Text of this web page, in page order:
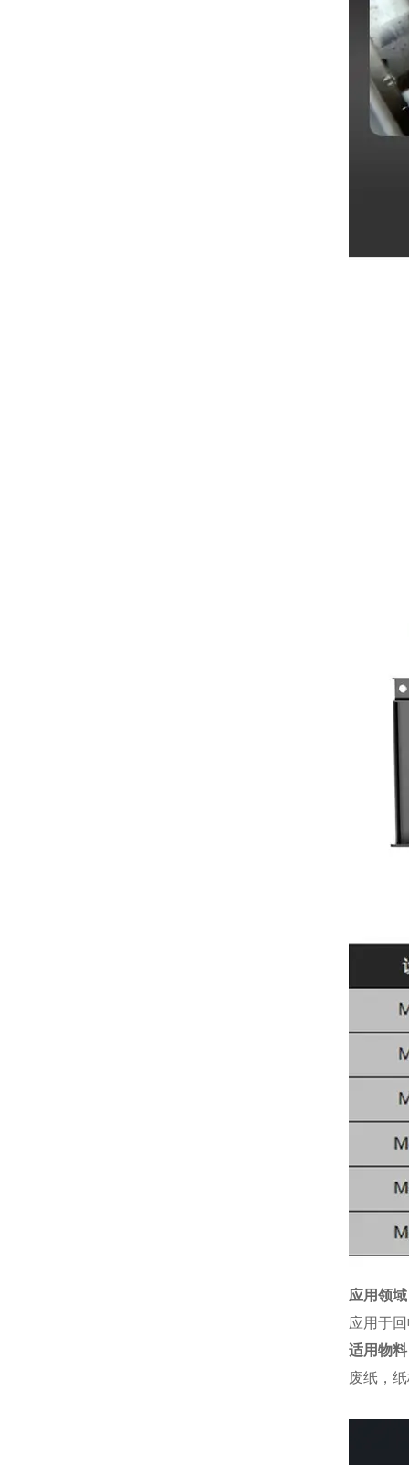
应用领
应用于
适用物
废纸，